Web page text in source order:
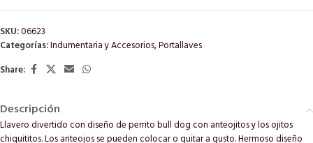
SKU:06623
Categorías:Indumentaria y Accesorios,Portallaves
Share:
Descripción
Llavero divertido con diseño de perrito bull dog con anteojitos y los ojitos
chiquititos. Los anteojos se pueden colocar o quitar a gusto. Hermoso diseño